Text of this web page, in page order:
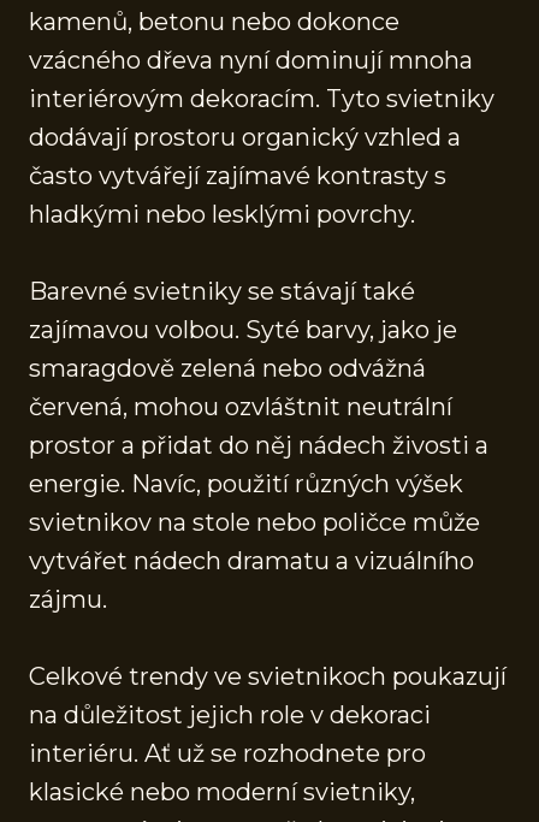
kamenů, betonu nebo dokonce
vzácného dřeva nyní dominují mnoha
interiérovým dekoracím. Tyto svietniky
dodávají prostoru organický vzhled a
často vytvářejí zajímavé kontrasty s
hladkými nebo lesklými povrchy.
Barevné svietniky se stávají také
zajímavou volbou. Syté barvy, jako je
smaragdově zelená nebo odvážná
červená, mohou ozvláštnit neutrální
prostor a přidat do něj nádech živosti a
energie. Navíc, použití různých výšek
svietnikov na stole nebo poličce může
vytvářet nádech dramatu a vizuálního
zájmu.
Celkové trendy ve svietnikoch poukazují
na důležitost jejich role v dekoraci
interiéru. Ať už se rozhodnete pro
klasické nebo moderní svietniky,